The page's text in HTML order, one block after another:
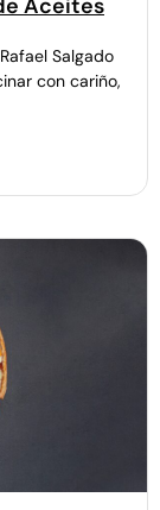
Aceites
Salgado
con cariño,